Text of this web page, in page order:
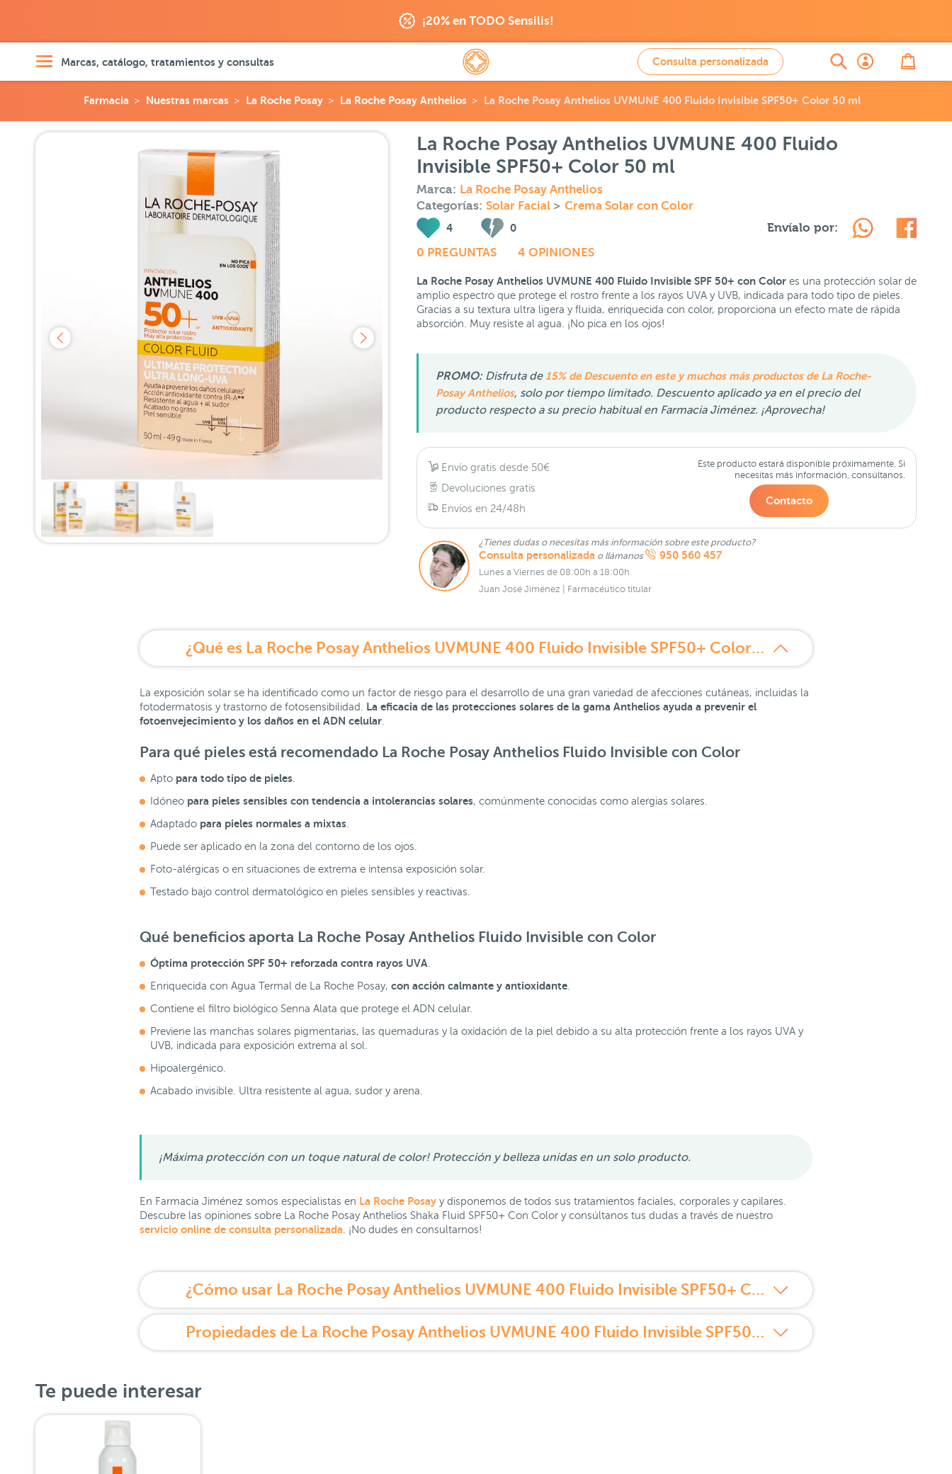
¡20% en TODO Sensilis!
Marcas, catálogo, tratamientos y consultas Consulta personalizada
Farmacia Nuestras marcas La Roche Posay La Roche Posay Anthelios La Roche Posay Anthelios UVMUNE 400 Fluido Invisible SPF50+ Color 50 ml
La Roche Posay Anthelios UVMUNE 400 Fluido
Invisible SPF50+ Color 50 ml
Marca: La Roche Posay Anthelios
Categorías: Solar Facial > Crema Solar con Color
4 0
0 PREGUNTAS 4 OPINIONES
Envíalo por:
La Roche Posay Anthelios UVMUNE 400 Fluido Invisible SPF 50+ con Colores una protección solar de
amplio espectro que protege el rostro frente a los rayos UVA y UVB, indicada para todo tipo de pieles.
Gracias a su textura ultra ligera y fluida, enriquecida con color, proporciona un efecto mate de rápida
absorción. Muy resiste al agua. ¡No pica en los ojos!
PROMO:Disfruta de 15% de Descuento en este y muchos más productos de La Roche-
Posay Anthelios, solo por tiempo limitado. Descuento aplicado ya en el precio del
producto respecto a su precio habitual en Farmacia Jiménez. ¡Aprovecha!
Envío gratis desde 50€
Devoluciones gratis
Envíos en 24/48h
Este producto estará disponible próximamente. Si
necesitas más información, consúltanos.
Contacto
¿Tienes dudas o necesitas más información sobre este producto?
Consulta personalizada o llámanos 950 560 457
Lunes a Viernes de 08:00h a 18:00h
Juan José Jiménez | Farmacéutico titular
¿Qué es La Roche Posay Anthelios UVMUNE 400 Fluido Invisible SPF50+ Color 50 ml?
La exposición solar se ha identificado como un factor de riesgo para el desarrollo de una gran variedad de afecciones cutáneas, incluidas la
fotodermatosis y trastorno de fotosensibilidad. La eficacia de las protecciones solares de la gama Anthelios ayuda a prevenir el
fotoenvejecimiento y los daños en el ADN celular
Para qué pieles está recomendado La Roche Posay Anthelios Fluido Invisible con Color
Apto para todo tipo de pieles
Idóneo para pieles sensibles con tendencia a intolerancias solares, comúnmente conocidas como alergias solares.
Adaptado para pieles normales a mixtas
Puede ser aplicado en la zona del contorno de los ojos.
Foto-alérgicas o en situaciones de extrema e intensa exposición solar.
Testado bajo control dermatológico en pieles sensibles y reactivas.
Qué beneficios aporta La Roche Posay Anthelios Fluido Invisible con Color
Óptima protección SPF 50+ reforzada contra rayos UVA
Enriquecida con Agua Termal de La Roche Posay, con acción calmante y antioxidante
Contiene el filtro biológico Senna Alata que protege el ADN celular.
Previene las manchas solares pigmentarias, las quemaduras y la oxidación de la piel debido a su alta protección frente a los rayos UVA y
UVB, indicada para exposición extrema al sol.
Hipoalergénico.
Acabado invisible. Ultra resistente al agua, sudor y arena.
¡Máxima protección con un toque natural de color! Protección y belleza unidas en un solo producto.
En Farmacia Jiménez somos especialistas en La Roche Posay y disponemos de todos sus tratamientos faciales, corporales y capilares.
Descubre las opiniones sobre La Roche Posay Anthelios Shaka Fluid SPF50+ Con Color y consúltanos tus dudas a través de nuestro
servicio online de consulta personalizada . ¡No dudes en consultarnos!
¿Cómo usar La Roche Posay Anthelios UVMUNE 400 Fluido Invisible SPF50+ Color 50 ml?
Propiedades de La Roche Posay Anthelios UVMUNE 400 Fluido Invisible SPF50+ Color 50 ml
Te puede interesar